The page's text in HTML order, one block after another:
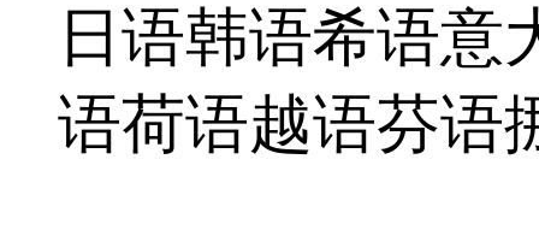
日语韩语希语意
语荷语越语芬语